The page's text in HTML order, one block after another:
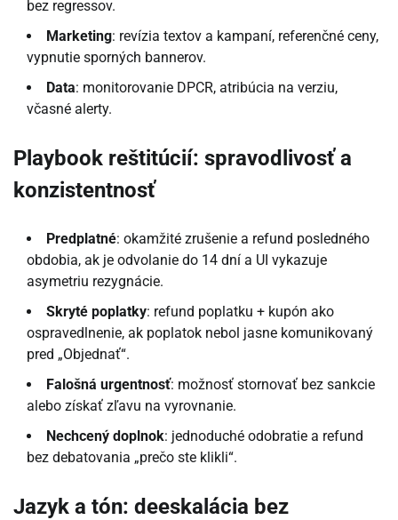
bez regressov.
Marketing: revízia textov a kampaní, referenčné ceny,
vypnutie sporných bannerov.
Data: monitorovanie DPCR, atribúcia na verziu,
včasné alerty.
Playbook reštitúcií: spravodlivosť a
konzistentnosť
Predplatné: okamžité zrušenie a refund posledného
obdobia, ak je odvolanie do 14 dní a UI vykazuje
asymetriu rezygnácie.
Skryté poplatky: refund poplatku + kupón ako
ospravedlnenie, ak poplatok nebol jasne komunikovaný
pred „Objednať“.
Falošná urgentnosť: možnosť stornovať bez sankcie
alebo získať zľavu na vyrovnanie.
Nechcený doplnok: jednoduché odobratie a refund
bez debatovania „prečo ste klikli“.
Jazyk a tón: deeskalácia bez